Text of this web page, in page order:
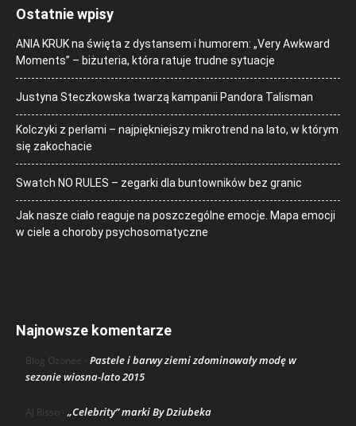
Ostatnie wpisy
ANIA KRUK na święta z dystansem i humorem: „Very Awkward
Moments” – biżuteria, która ratuje trudne sytuacje
Justyna Steczkowska twarzą kampanii Pandora Talisman
Kolczyki z perłami – najpiękniejszy mikrotrend na lato, w którym
się zakochacie
Swatch NO RULES – zegarki dla buntowników bez granic
Jak nasze ciało reaguje na poszczególne emocje. Mapa emocji
w ciele a choroby psychosomatyczne
Najnowsze komentarze
Blog Ozonee - Pastele i barwy ziemi zdominowały modę w
sezonie wiosna-lato 2015
AJ Risso - „Celebrity” marki By Dziubeka